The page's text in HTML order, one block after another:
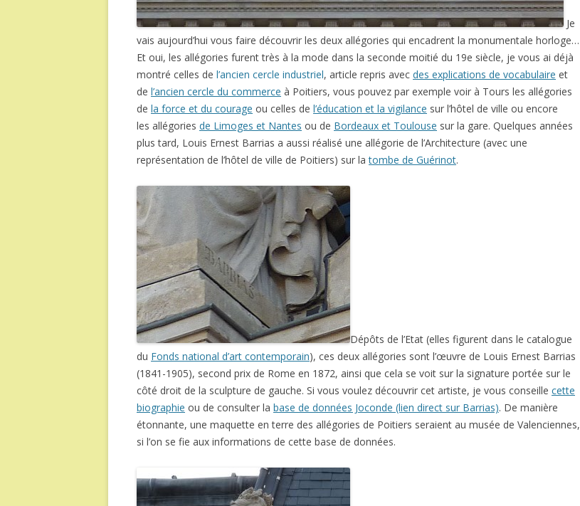
Je
vais aujourd’hui vous faire découvrir les deux allégories qui encadrent la monumentale horloge…
Et oui, les allégories furent très à la mode dans la seconde moitié du 19e siècle, je vous ai déjà
montré celles de l’ancien cercle industriel, article repris avec des explications de vocabulaire et
de l’ancien cercle du commerce à Poitiers, vous pouvez par exemple voir à Tours les allégories
de la force et du courage ou celles de l’éducation et la vigilance sur l’hôtel de ville ou encore
les allégories de Limoges et Nantes ou de Bordeaux et Toulouse sur la gare. Quelques années
plus tard, Louis Ernest Barrias a aussi réalisé une allégorie de l’Architecture (avec une
représentation de l’hôtel de ville de Poitiers) sur latombe de Guérinot.
Dépôts de l’Etat (elles figurent dans le catalogue
du Fonds national d’art contemporain), ces deux allégories sont l’œuvre de Louis Ernest Barrias
(1841-1905), second prix de Rome en 1872, ainsi que cela se voit sur la signature portée sur le
côté droit de la sculpture de gauche. Si vous voulez découvrir cet artiste, je vous conseille cette
biographie ou de consulter la base de données Joconde (lien direct sur Barrias). De manière
étonnante, une maquette en terre des allégories de Poitiers seraient au musée de Valenciennes,
si l’on se fie aux informations de cette base de données.